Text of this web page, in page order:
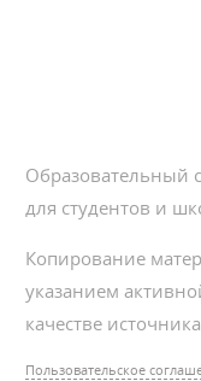
Образовательный
для студентов и
Копирование
указанием
качестве источника.
Пользовательское